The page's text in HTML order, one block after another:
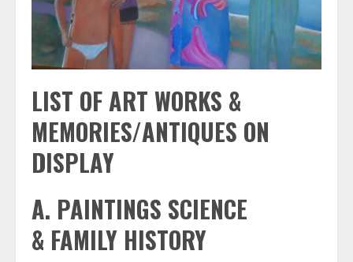
LIST OF ART WORKS &
MEMORIES/ANTIQUES ON
DISPLAY
A. PAINTINGS SCIENCE
& FAMILY HISTORY